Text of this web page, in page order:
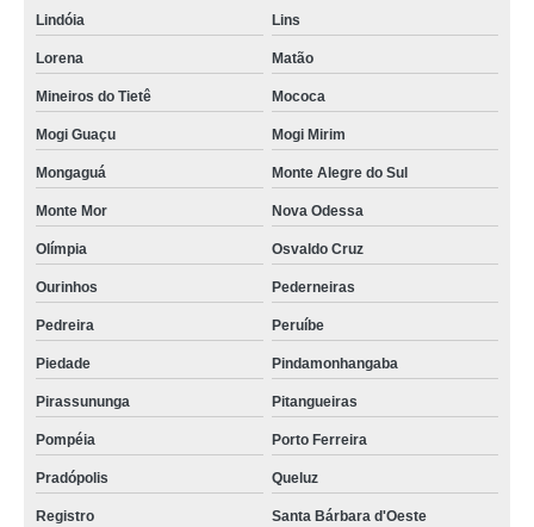
Lindóia Lins
Lorena Matão
Mineiros do Tietê Mococa
Mogi Guaçu Mogi Mirim
Mongaguá Monte Alegre do Sul
Monte Mor Nova Odessa
Olímpia Osvaldo Cruz
Ourinhos Pederneiras
Pedreira Peruíbe
Piedade Pindamonhangaba
Pirassununga Pitangueiras
Pompéia Porto Ferreira
Pradópolis Queluz
Registro Santa Bárbara d'Oeste